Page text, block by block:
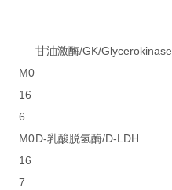
M0
16
6
甘油激酶/GK/Glycerokinase
M0
16
7
D-乳酸脱氢酶/D-LDH